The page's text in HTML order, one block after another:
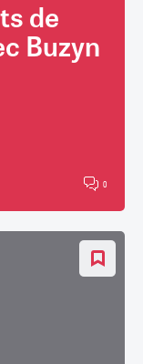
de
Buzyn
0